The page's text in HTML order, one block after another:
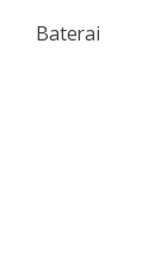
Baterai